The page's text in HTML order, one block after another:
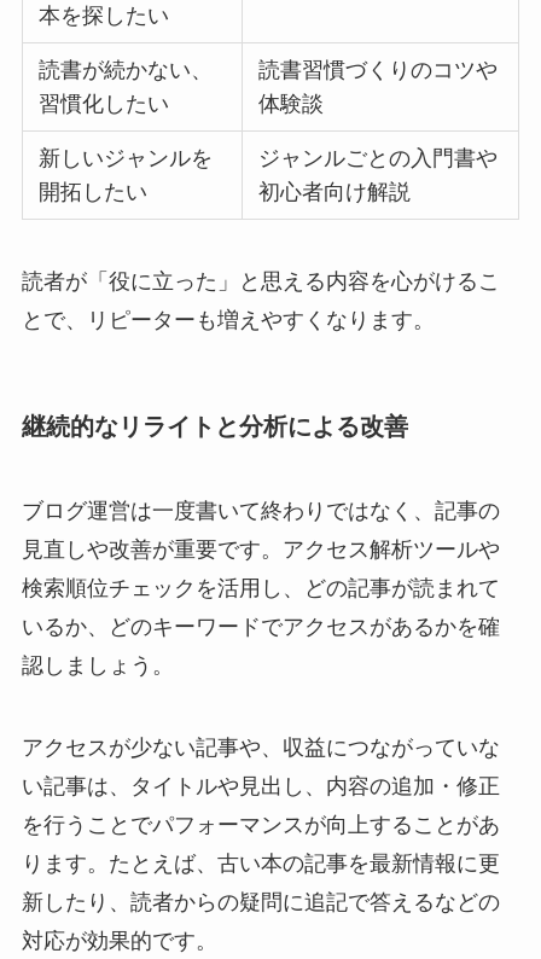
本を探したい
読書が続かない、
習慣化したい
読書習慣づくりのコツや
体験談
新しいジャンルを
開拓したい
ジャンルごとの入門書や
初心者向け解説
読者が「役に立った」と思える内容を心がけるこ
とで、リピーターも増えやすくなります。
継続的なリライトと分析による改善
ブログ運営は一度書いて終わりではなく、記事の
見直しや改善が重要です。アクセス解析ツールや
検索順位チェックを活用し、どの記事が読まれて
いるか、どのキーワードでアクセスがあるかを確
認しましょう。
アクセスが少ない記事や、収益につながっていな
い記事は、タイトルや見出し、内容の追加・修正
を行うことでパフォーマンスが向上することがあ
ります。たとえば、古い本の記事を最新情報に更
新したり、読者からの疑問に追記で答えるなどの
対応が効果的です。